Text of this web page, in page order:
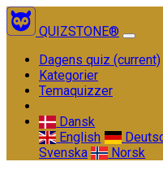
QUIZSTONE®
Dagens quiz (current)
Kategorier
Temaquizzer
Dansk
English
Svenska
Norsk